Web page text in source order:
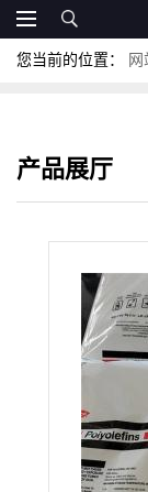
您当前的位置： 网
产品展厅